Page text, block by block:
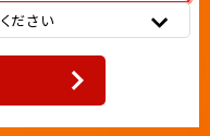
ださい